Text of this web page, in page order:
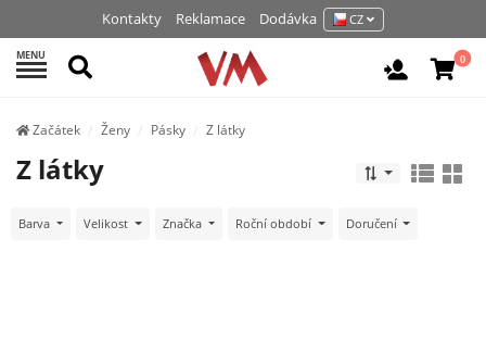
Kontakty Reklamace Dodávka CZ
MENU Hledat Vchod /
0
Začátek Ženy Pásky Z látky
Z látky
Barva Velikost Značka Roční období Doručení